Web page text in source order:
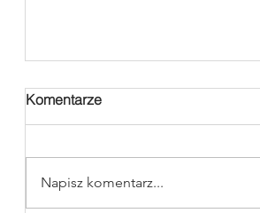
Komentarze
Napisz komentarz...